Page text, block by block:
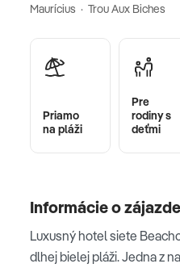
Maurícius · Trou Aux Biches
Priamo
na pláži
Pre
rodiny s
deťmi
Informácie o zájazde
Luxusný hotel siete
dlhej bielej pláži. Jedna z